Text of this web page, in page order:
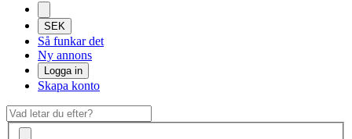
SEK
Så funkar det
Ny annons
Logga in
Skapa konto